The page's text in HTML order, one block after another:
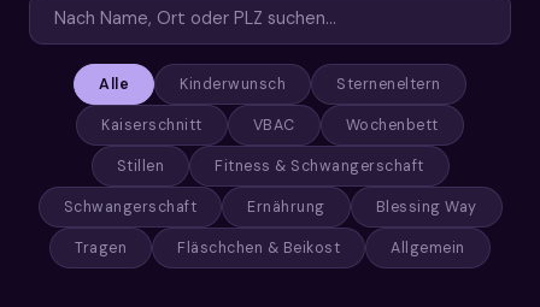
Alle Kinderwunsch Sterneneltern
Kaiserschnitt VBAC Wochenbett
Stillen Fitness & Schwangerschaft
Schwangerschaft Ernährung Blessing Way
Tragen Fläschchen & Beikost Allgemein